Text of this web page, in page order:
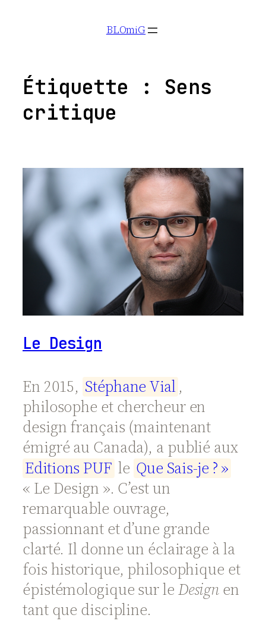
BLOmiG
Étiquette : Sens
critique
Le Design
En 2015, StéphaneVial,
philosophe et chercheur en
design français (maintenant
émigré au Canada), a publié aux
Editions PUF le Que Sais-je ?»
« Le Design ». C’est un
remarquable ouvrage,
passionnant et d’une grande
clarté. Il donne un éclairage à la
fois historique, philosophique et
épistémologique sur leDesignen
tant que discipline.